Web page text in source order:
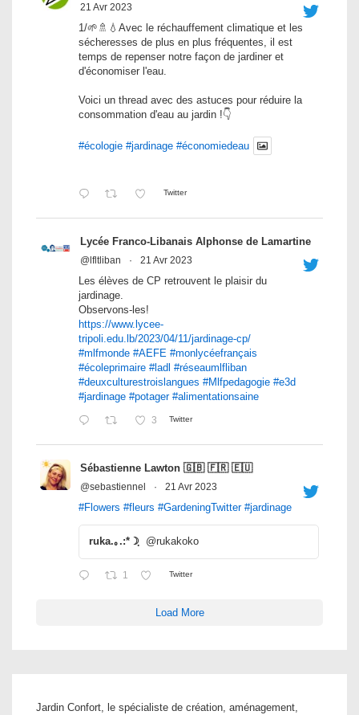
21 Avr 2023
1/🌱🚿💧Avec le réchauffement climatique et les
sécheresses de plus en plus fréquentes, il est
temps de repenser notre façon de jardiner et
d'économiser l'eau.
Voici un thread avec des astuces pour réduire la
consommation d'eau au jardin !👇
#écologie #jardinage #économiedeau
Twitter
Lycée Franco-Libanais Alphonse de Lamartine
@lfltliban · 21 Avr 2023
Les élèves de CP retrouvent le plaisir du
jardinage.
Observons-les!
https://www.lycee-
tripoli.edu.lb/2023/04/11/jardinage-cp/
#mlfmonde #AEFE #monlycéefrançais
#écoleprimaire #ladl #réseaumlfliban
#deuxculturestroislangues #Mlfpedagogie #e3d
#jardinage #potager #alimentationsaine
3 Twitter
Sébastienne Lawton 🇬🇧 🇫🇷 🇪🇺
@sebastiennel · 21 Avr 2023
#Flowers #fleurs #GardeningTwitter #jardinage
ruka.｡.:*☽ฺ @rukakoko
1 Twitter
Load More
Jardin Confort, le spécialiste de création, aménagement,